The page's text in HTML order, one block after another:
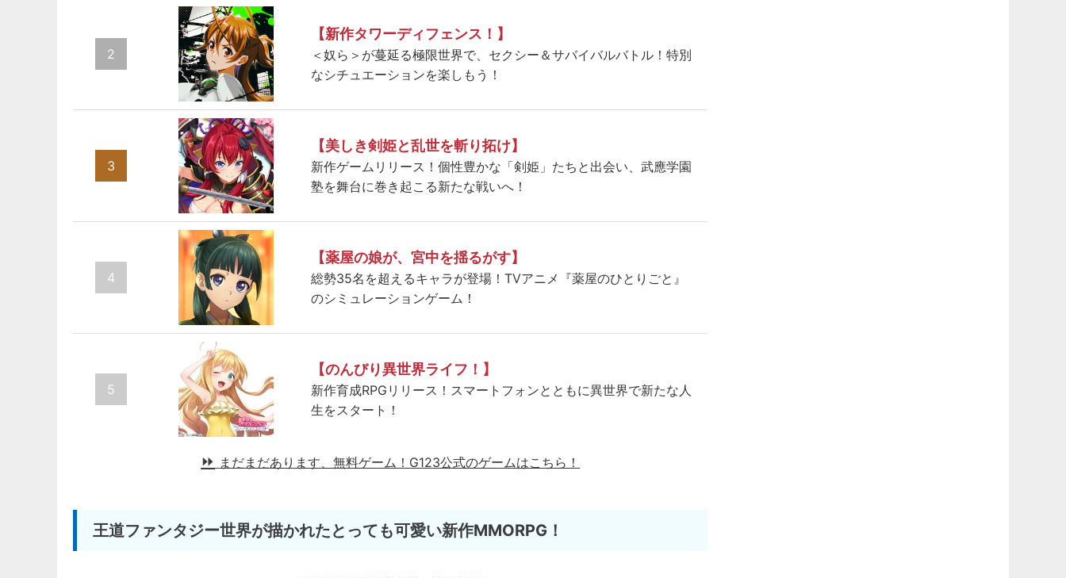
2
【新作タワーディフェンス！】
＜奴ら＞が蔓延る極限世界で、セクシー＆サバイバルバトル！特別
なシチュエーションを楽しもう！
3
【美しき剣姫と乱世を斬り拓け】
新作ゲームリリース！個性豊かな「剣姫」たちと出会い、武應学園
塾を舞台に巻き起こる新たな戦いへ！
4
【薬屋の娘が、宮中を揺るがす】
総勢35名を超えるキャラが登場！TVアニメ『薬屋のひとりごと』
のシミュレーションゲーム！
5
【のんびり異世界ライフ！】
新作育成RPGリリース！スマートフォンとともに異世界で新たな人
生をスタート！
まだまだあります、無料ゲーム！ G123公式のゲームはこちら！
王道ファンタジー世界が描かれたとっても可愛い新作MMORPG！